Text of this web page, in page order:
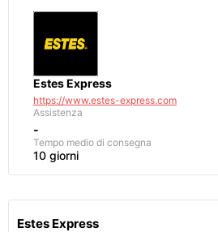
Estes Express
https://www.estes-express.com
Assistenza
-
Tempo medio di consegna
10 giorni
Estes Express